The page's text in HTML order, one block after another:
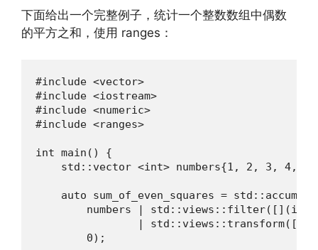
下面给出一个完整例子，统计一个整数数组中偶数
的平方之和，使用 ranges：
#include <vector>
#include <iostream>
#include <numeric>
#include <ranges>
int main() {
std::vector <int> numbers{1, 2, 3, 4,
auto sum_of_even_squares =
numbers | std::views::filter([](int
|
        0);